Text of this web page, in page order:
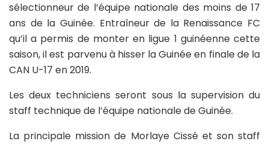
sélectionneur de l’équipe nationale des moins de 17
ans de la Guinée. Entraîneur de la Renaissance FC
qu’il a permis de monter en ligue 1 guinéenne cette
saison, il est parvenu à hisser la Guinée en finale de la
CAN U-17 en 2019.
Les deux techniciens seront sous la supervision du
staff technique de l’équipe nationale de Guinée.
La principale mission de Morlaye Cissé et son staff